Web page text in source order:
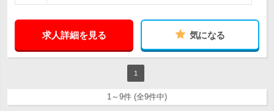
求人詳細を見る 気になる
1
1～9件 (全9件中)